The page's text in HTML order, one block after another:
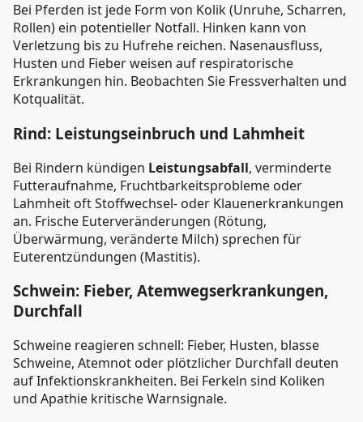
Bei Pferden ist jede Form von Kolik (Unruhe, Scharren,
Rollen) ein potentieller Notfall. Hinken kann von
Verletzung bis zu Hufrehe reichen. Nasenausfluss,
Husten und Fieber weisen auf respiratorische
Erkrankungen hin. Beobachten Sie Fressverhalten und
Kotqualität.
Rind: Leistungseinbruch und Lahmheit
Bei Rindern kündigen Leistungsabfall, verminderte
Futteraufnahme, Fruchtbarkeitsprobleme oder
Lahmheit oft Stoffwechsel- oder Klauenerkrankungen
an. Frische Euterveränderungen (Rötung,
Überwärmung, veränderte Milch) sprechen für
Euterentzündungen (Mastitis).
Schwein: Fieber, Atemwegserkrankungen,
Durchfall
Schweine reagieren schnell: Fieber, Husten, blasse
Schweine, Atemnot oder plötzlicher Durchfall deuten
auf Infektionskrankheiten. Bei Ferkeln sind Koliken
und Apathie kritische Warnsignale.